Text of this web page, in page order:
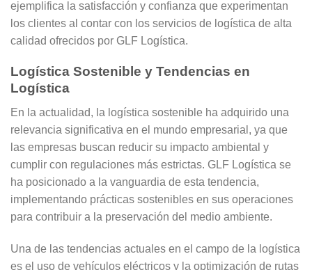
ejemplifica la satisfacción y confianza que experimentan
los clientes al contar con los servicios de logística de alta
calidad ofrecidos por GLF Logística.
Logística Sostenible y Tendencias en
Logística
En la actualidad, la logística sostenible ha adquirido una
relevancia significativa en el mundo empresarial, ya que
las empresas buscan reducir su impacto ambiental y
cumplir con regulaciones más estrictas. GLF Logística se
ha posicionado a la vanguardia de esta tendencia,
implementando prácticas sostenibles en sus operaciones
para contribuir a la preservación del medio ambiente.
Una de las tendencias actuales en el campo de la logística
es el uso de vehículos eléctricos y la optimización de rutas